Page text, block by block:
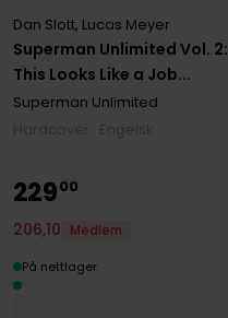
Superman Unlimited Vol. 2:
This Looks Like a Job...
Dan Slott, Lucas Meyer
Superman Unlimited
22900
206,10 Medlem
På nettlager